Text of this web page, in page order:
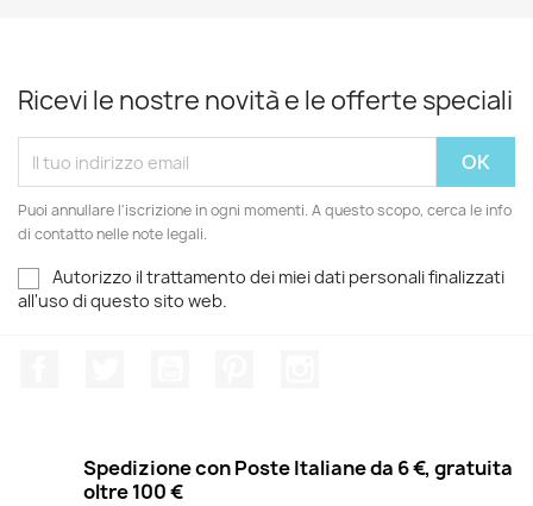
Ricevi le nostre novità e le offerte speciali
Puoi annullare l'iscrizione in ogni momenti. A questo scopo, cerca le info
di contatto nelle note legali.
Autorizzo il trattamento dei miei dati personali finalizzati
all'uso di questo sito web.
Spedizione con Poste Italiane da 6 €, gratuita
oltre 100 €